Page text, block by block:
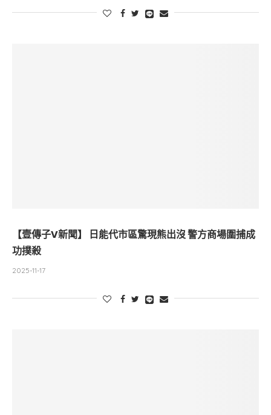
【壹傳子V新聞】 日能代市區驚現熊出沒 警方商場圍捕成
功撲殺
2025-11-17